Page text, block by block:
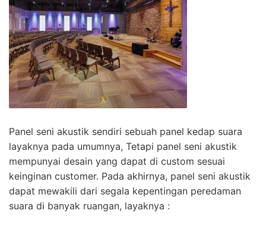
Panel seni akustik sendiri sebuah panel kedap suara
layaknya pada umumnya, Tetapi panel seni akustik
mempunyai desain yang dapat di custom sesuai
keinginan customer. Pada akhirnya, panel seni akustik
dapat mewakili dari segala kepentingan peredaman
suara di banyak ruangan, layaknya :